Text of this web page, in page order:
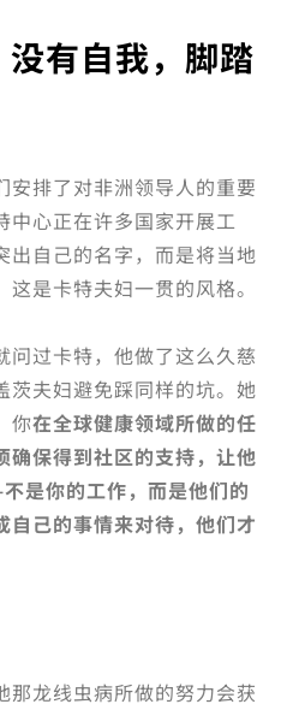
有自我，脚踏
排了对非洲领导人的重要
中心正在许多国家开展工
出自己的名字，而是将当地
是卡特夫妇一贯的风格。
过卡特，他做了这么久慈
茨夫妇避免踩同样的坑。她
你在全球健康领域所做的任
确保得到社区的支持，让他
是你的工作，而是他们的
自己的事情来对待，他们才
那龙线虫病所做的努力会获